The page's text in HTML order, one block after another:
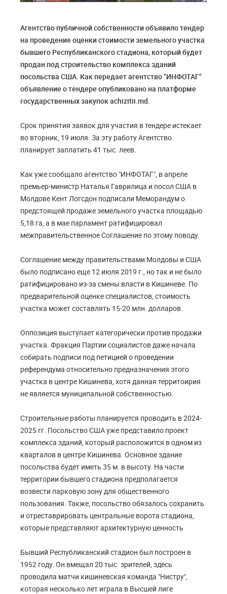
Агентство публичной собственности объявило тендер
на проведение оценки стоимости земельного участка
бывшего Республиканского стадиона, который будет
продан под строительство комплекса зданий
посольства США. Как передает агентство "ИНФОТАГ"
объявление о тендере опубликовано на платформе
государственных закупок achizitii.md.
Срок принятия заявок для участия в тендере истекает
во вторник, 19 июля. За эту работу Агентство
планирует заплатить 41 тыс. леев.
Как уже сообщало агентство "ИНФОТАГ", в апреле
премьер-министр Наталья Гаврилица и посол США в
Молдове Кент Логсдон подписали Меморандум о
предстоящей продаже земельного участка площадью
5,18 га, а в мае парламент ратифицировал
межправительственное Соглашение по этому поводу.
Соглашение между правительствами Молдовы и США
было подписано еще 12 июля 2019 г., но так и не было
ратифицировано из-за смены власти в Кишиневе. По
предварительной оценке специалистов, стоимость
участка может составлять 15-20 млн. долларов.
Оппозиция выступает категорически против продажи
участка. Фракция Партии социалистов даже начала
собирать подписи под петицией о проведении
референдума относительно предназначения этого
участка в центре Кишинева, хотя данная территоирия
не является муниципальной собственностью.
Строительные работы планируется проводить в 2024-
2025 гг. Посольство США уже представило проект
комплекса зданий, который расположится в одном из
кварталов в центре Кишинева. Основное здание
посольства будет иметь 35 м. в высоту. На части
территории бывшего стадиона предполагается
возвести парковую зону для общественного
пользования. Также, посольство обязалось сохранить
и отреставрировать центральные ворота стадиона,
которые представляют архитектурную ценность
Бывший Республиканский стадион был построен в
1952 году. Он вмещал 20 тыс. зрителей, здесь
проводила матчи кишиневская команда "Нистру",
которая несколько лет играла в Высшей лиге